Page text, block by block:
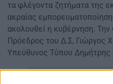
τα φλέγοντα ζητήματα της
ακραίας
ακολουθεί η κυβέρνηση.
Πρόεδρος του Δ.Σ, Γιώργος
Υπεύθυνος Τύπου Δημήτρης